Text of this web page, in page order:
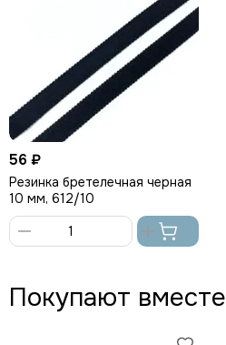
56 ₽
Резинка бретелечная черная
10 мм, 612/10
Покупают вместе